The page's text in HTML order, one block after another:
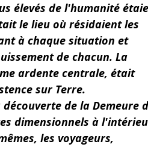
élevés de l'humanité
le lieu où résidaient les
à chaque situation et
de chacun. La
ardente centrale, était
sur Terre.
de la Demeure
dimensionnels à
les voyageurs,